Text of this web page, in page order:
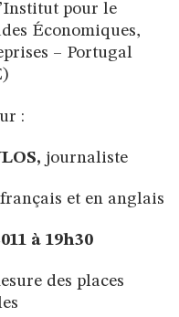
pour le
Économiques,
– Portugal
:
journaliste
et en anglais
à 19h30
des places